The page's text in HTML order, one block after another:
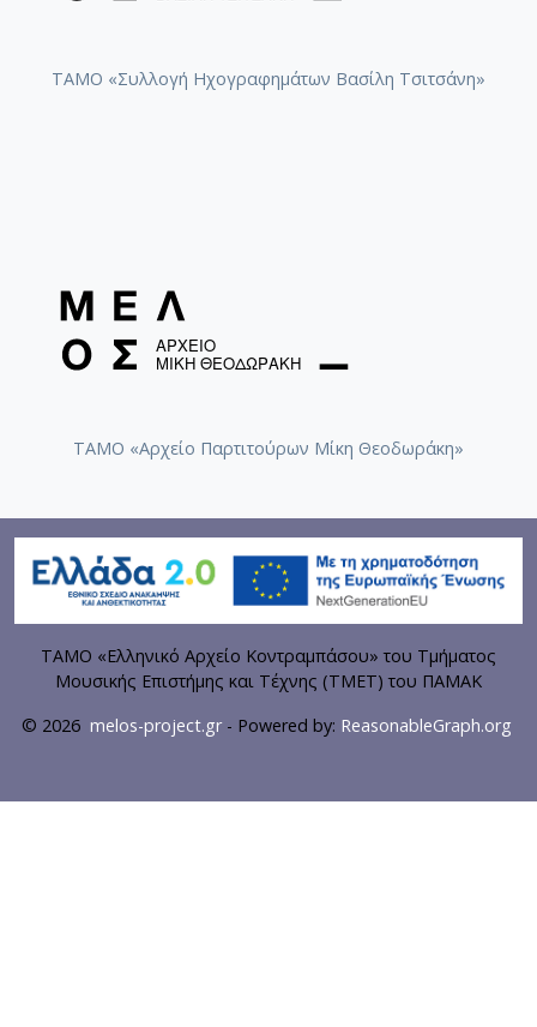
ΤΑΜΟ «Συλλογή Ηχογραφημάτων Βασίλη Τσιτσάνη»
ΤΑΜΟ «Αρχείο Παρτιτούρων Μίκη Θεοδωράκη»
ΤΑΜΟ «Ελληνικό Αρχείο Κοντραμπάσου» του Τμήματος
Μουσικής Επιστήμης και Τέχνης (ΤΜΕΤ) του ΠΑΜΑΚ
© 2026 melos-project.gr- Powered by: ReasonableGraph.org